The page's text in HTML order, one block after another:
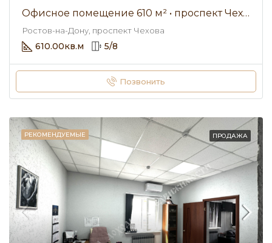
Офисное помещение 610 м² • проспект Чехова • Аренда 766 000 ₽/мес
Ростов-на-Дону, проспект Чехова
610.00кв.м 5/8
Позвонить
РЕКОМЕНДУЕМЫЕ ПРОДАЖА